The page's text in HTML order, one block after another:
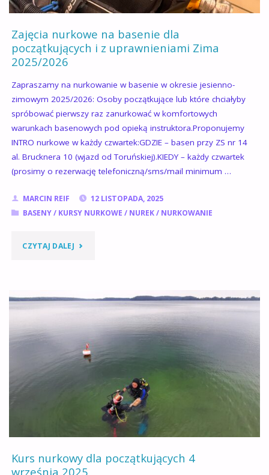
NA
2026
Zajęcia nurkowe na basenie dla
początkujących i z uprawnieniami Zima
2025/2026
Zapraszamy na nurkowanie w basenie w okresie jesienno-
zimowym 2025/2026: Osoby początkujące lub które chciałyby
spróbować pierwszy raz zanurkować w komfortowych
warunkach basenowych pod opieką instruktora.Proponujemy
INTRO nurkowe w każdy czwartek:GDZIE – basen przy ZS nr 14
al. Brucknera 10 (wjazd od Toruńskiej).KIEDY – każdy czwartek
(prosimy o rezerwację telefoniczną/sms/mail minimum …
MARCIN REIF
12 LISTOPADA, 2025
BASENY/ KURSY NURKOWE / NUREK/ NURKOWANIE
CZYTAJ DALEJ"ZAJĘCIA
DLA
POCZĄTKUJĄCYCH
UPRAWNIENIAMI
ZIMA
Kurs nurkowy dla początkujących 4
września 2025